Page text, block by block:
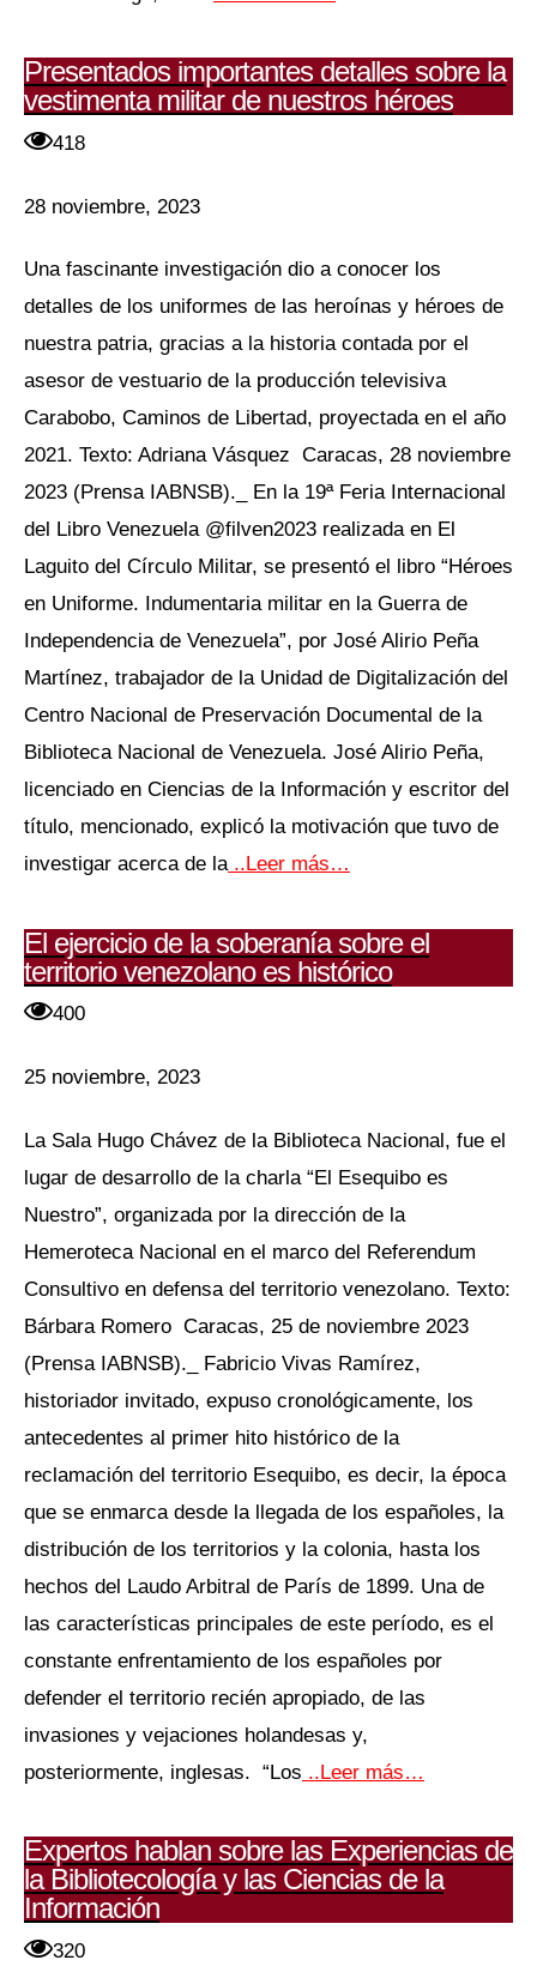
Presentados importantes detalles sobre la
vestimenta militar de nuestros héroes
418
28 noviembre, 2023
Una fascinante investigación dio a conocer los
detalles de los uniformes de las heroínas y héroes de
nuestra patria, gracias a la historia contada por el
asesor de vestuario de la producción televisiva
Carabobo, Caminos de Libertad, proyectada en el año
2021. Texto: Adriana Vásquez Caracas, 28 noviembre
2023 (Prensa IABNSB)._ En la 19ª Feria Internacional
del Libro Venezuela @filven2023 realizada en El
Laguito del Círculo Militar, se presentó el libro “Héroes
en Uniforme. Indumentaria militar en la Guerra de
Independencia de Venezuela”, por José Alirio Peña
Martínez, trabajador de la Unidad de Digitalización del
Centro Nacional de Preservación Documental de la
Biblioteca Nacional de Venezuela. José Alirio Peña,
licenciado en Ciencias de la Información y escritor del
título, mencionado, explicó la motivación que tuvo de
investigar acerca de la..Leer más…
El ejercicio de la soberanía sobre el
territorio venezolano es histórico
400
25 noviembre, 2023
La Sala Hugo Chávez de la Biblioteca Nacional, fue el
lugar de desarrollo de la charla “El Esequibo es
Nuestro”, organizada por la dirección de la
Hemeroteca Nacional en el marco del Referendum
Consultivo en defensa del territorio venezolano. Texto:
Bárbara Romero Caracas, 25 de noviembre 2023
(Prensa IABNSB)._ Fabricio Vivas Ramírez,
historiador invitado, expuso cronológicamente, los
antecedentes al primer hito histórico de la
reclamación del territorio Esequibo, es decir, la época
que se enmarca desde la llegada de los españoles, la
distribución de los territorios y la colonia, hasta los
hechos del Laudo Arbitral de París de 1899. Una de
las características principales de este período, es el
constante enfrentamiento de los españoles por
defender el territorio recién apropiado, de las
invasiones y vejaciones holandesas y,
posteriormente, inglesas. “Los ..Leer más…
Expertos hablan sobre las Experiencias de
la Bibliotecología y las Ciencias de la
Información
320